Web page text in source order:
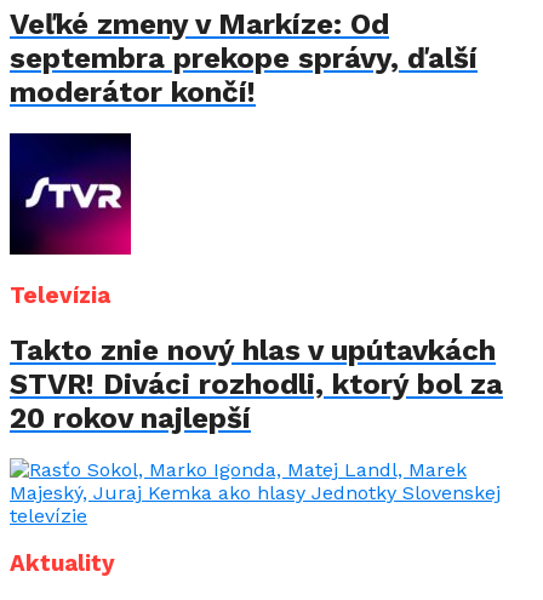
Veľké zmeny v Markíze: Od
septembra prekope správy, ďalší
moderátor končí!
Televízia
Takto znie nový hlas v upútavkách
STVR! Diváci rozhodli, ktorý bol za
20 rokov najlepší
Aktuality